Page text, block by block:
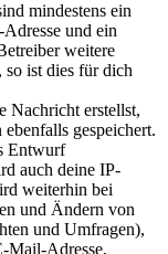
mindestens ein
und ein
weitere
ist dies für dich
Nachricht erstellst,
gespeichert.
Entwurf
auch deine IP-
weiterhin bei
und Ändern von
und Umfragen),
Mail-Adresse,